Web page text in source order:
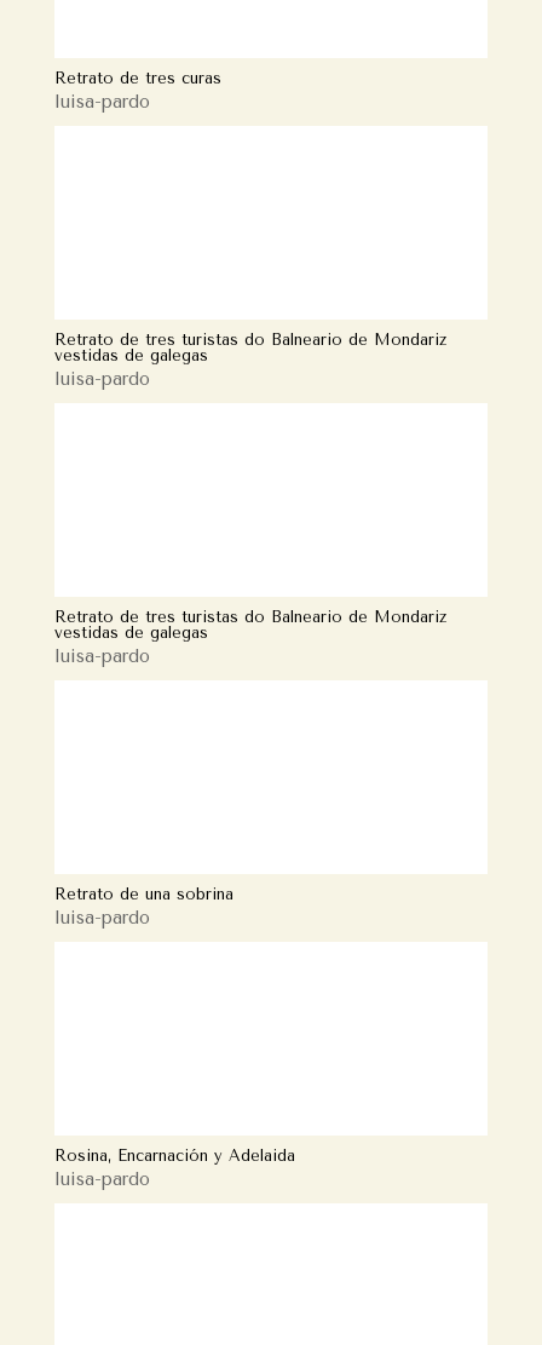
Retrato de tres curas
luisa-pardo
Retrato de tres turistas do Balneario de Mondariz
vestidas de galegas
luisa-pardo
Retrato de tres turistas do Balneario de Mondariz
vestidas de galegas
luisa-pardo
Retrato de una sobrina
luisa-pardo
Rosina, Encarnación y Adelaida
luisa-pardo